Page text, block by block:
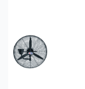
FEATURED IMAGE